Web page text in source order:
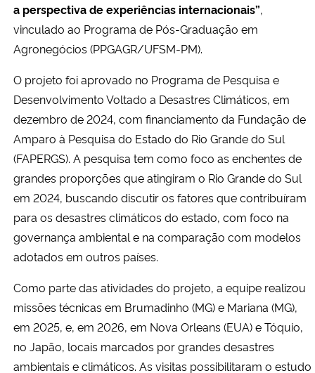
a perspectiva de experiências internacionais”,
vinculado ao Programa de Pós-Graduação em
Agronegócios (PPGAGR/UFSM-PM).
O projeto foi aprovado no Programa de Pesquisa e
Desenvolvimento Voltado a Desastres Climáticos, em
dezembro de 2024, com financiamento da Fundação de
Amparo à Pesquisa do Estado do Rio Grande do Sul
(FAPERGS). A pesquisa tem como foco as enchentes de
grandes proporções que atingiram o Rio Grande do Sul
em 2024, buscando discutir os fatores que contribuíram
para os desastres climáticos do estado, com foco na
governança ambiental e na comparação com modelos
adotados em outros países.
Como parte das atividades do projeto, a equipe realizou
missões técnicas em Brumadinho (MG) e Mariana (MG),
em 2025, e, em 2026, em Nova Orleans (EUA) e Tóquio,
no Japão, locais marcados por grandes desastres
ambientais e climáticos. As visitas possibilitaram o estudo